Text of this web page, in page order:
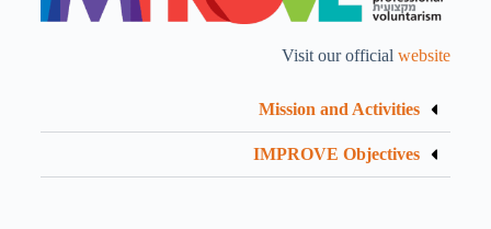
Visit our officialwebsite
Mission and Activities
IMPROVE Objectives